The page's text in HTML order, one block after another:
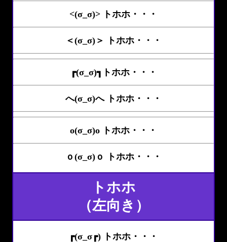
<(σ_σ)> トホホ・・・
＜(σ_σ)＞ トホホ・・・
┏(σ_σ)┓トホホ・・・
へ(σ_σ)へ トホホ・・・
o(σ_σ)o トホホ・・・
ｏ(σ_σ)ｏ トホホ・・・
トホホ
（左向き）
┏(σ_σ┏) トホホ・・・